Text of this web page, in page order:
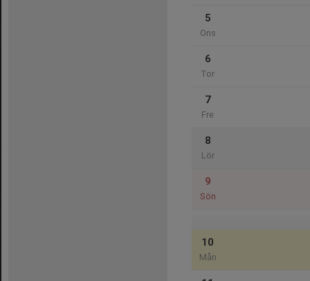
5
Ons
6
Tor
7
Fre
8
Lör
9
Sön
10
Mån